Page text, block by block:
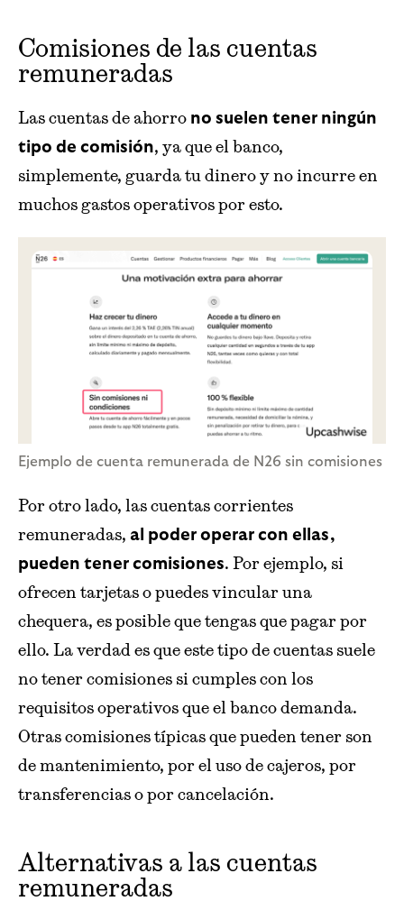
Comisiones de las cuentas
remuneradas
Las cuentas de ahorro no suelen tener ningún
tipo de comisión, ya que el banco,
simplemente, guarda tu dinero y no incurre en
muchos gastos operativos por esto.
Ejemplo de cuenta remunerada de N26 sin comisiones
Por otro lado, las cuentas corrientes
remuneradas, al poder operar con ellas,
pueden tener comisiones. Por ejemplo, si
ofrecen tarjetas o puedes vincular una
chequera, es posible que tengas que pagar por
ello. La verdad es que este tipo de cuentas suele
no tener comisiones si cumples con los
requisitos operativos que el banco demanda.
Otras comisiones típicas que pueden tener son
de mantenimiento, por el uso de cajeros, por
transferencias o por cancelación.
Alternativas a las cuentas
remuneradas